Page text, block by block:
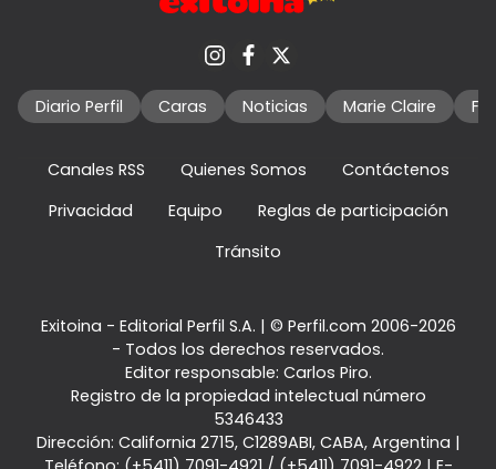
Diario Perfil Caras Noticias Marie Claire
Canales RSS Quienes Somos
Contáctenos
Privacidad
Equipo
Reglas de participación
Tránsito
Exitoina - Editorial Perfil S.A. | © Perfil.com 2006-2026
- Todos los derechos reservados.
Editor responsable: Carlos Piro.
Registro de la propiedad intelectual número
5346433
Dirección: California 2715, C1289ABI, CABA, Argentina |